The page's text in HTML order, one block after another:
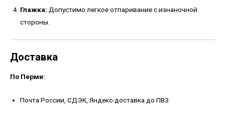
Глажка: Допустимо легкое отпаривание с изнаночной
стороны.
Доставка
По Перми:
Почта России, СДЭК, Яндекс-доставка до ПВЗ.